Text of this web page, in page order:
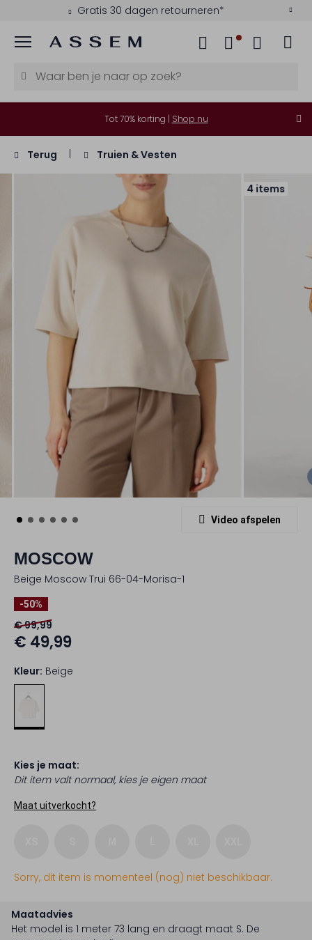
Gratis 30 dagen retourneren*
Menu
Tot 70% korting | Shop nu
Terug Truien & Vesten
4 items
Video afspelen
MOSCOW
Beige Moscow Trui 66-04-Morisa-1
-50%
€ 99,99
€ 49,99
Kleur: Beige
Kies je maat:
Dit item valt normaal, kies je eigen maat
Maat uitverkocht?
Sorry, dit item is momenteel (nog) niet beschikbaar.
Maatadvies
Het model is 1 meter 73 lang en draagt maat S. De